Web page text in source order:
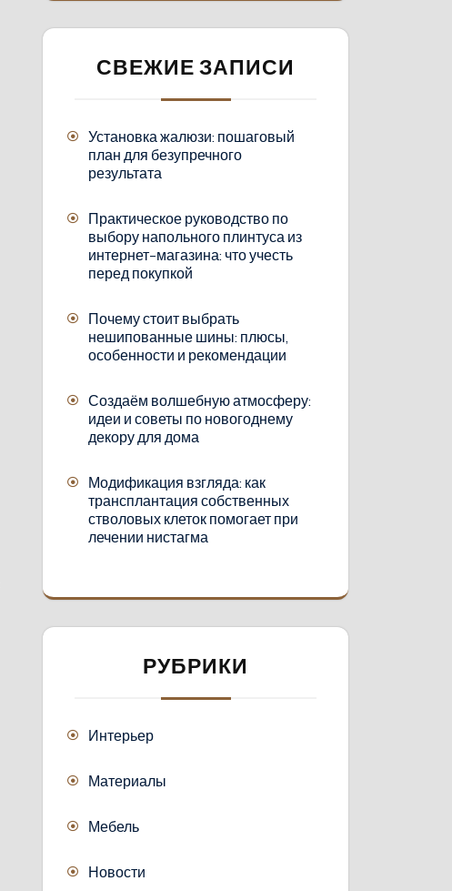
СВЕЖИЕ ЗАПИСИ
Установка жалюзи: пошаговый
план для безупречного
результата
Практическое руководство по
выбору напольного плинтуса из
интернет-магазина: что учесть
перед покупкой
Почему стоит выбрать
нешипованные шины: плюсы,
особенности и рекомендации
Создаём волшебную атмосферу:
идеи и советы по новогоднему
декору для дома
Модификация взгляда: как
трансплантация собственных
стволовых клеток помогает при
лечении нистагма
РУБРИКИ
Интерьер
Материалы
Мебель
Новости